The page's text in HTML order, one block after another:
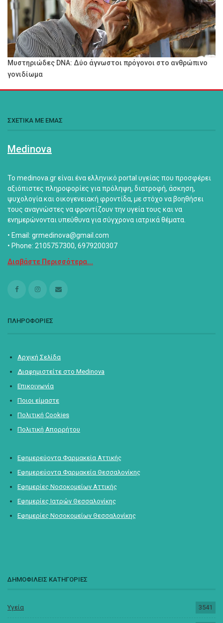
Μυστηριώδες DNA: Δύο άγνωστοι πρόγονοι στο ανθρώπινο
γονιδίωμα
ΣΧΕΤΙΚΑ ΜΕ ΕΜΑΣ
Medinova
Το medinova.gr είναι ένα ελληνικό portal υγείας που προσφέρει
αξιόπιστες πληροφορίες για πρόληψη, διατροφή, άσκηση,
ψυχολογία και οικογενειακή φροντίδα, με στόχο να βοηθήσει
τους αναγνώστες να φροντίζουν την υγεία τους και να
ενημερώνονται υπεύθυνα για σύγχρονα ιατρικά θέματα.
• Email: grmedinova@gmail.com
• Phone: 2105757300, 6979200307
Διαβάστε Περισσότερα...
ΠΛΗΡΟΦΟΡΙΕΣ
Αρχική Σελίδα
Διαφημιστείτε στο Medinova
Επικοινωνία
Ποιοι είμαστε
Πολιτική Cookies
Πολιτική Απορρήτου
Εφημερεύοντα Φαρμακεία Αττικής
Εφημερεύοντα Φαρμακεία Θεσσαλονίκης
Εφημερίες Νοσοκομείων Αττικής
Εφημερίες Ιατρών Θεσσαλονίκης
Εφημερίες Νοσοκομείων Θεσσαλονίκης
ΔΗΜΟΦΙΛΕΙΣ ΚΑΤΗΓΟΡΙΕΣ
Υγεία 3541